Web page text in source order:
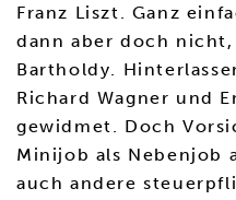
Franz Liszt. Ganz
dann aber doch
Bartholdy.
Richard Wagner und
gewidmet. Doch
Minijob als Nebenjob
auch andere